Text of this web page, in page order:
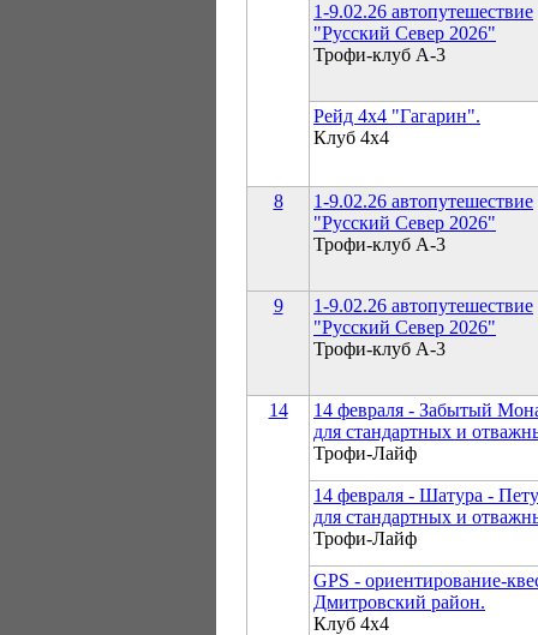
1-9.02.26 автопутешествие
"Русский Север 2026"
Трофи-клуб А-3
Рейд 4х4 "Гагарин".
Клуб 4х4
8
1-9.02.26 автопутешествие
"Русский Север 2026"
Трофи-клуб А-3
9
1-9.02.26 автопутешествие
"Русский Север 2026"
Трофи-клуб А-3
14
14 февраля - Забытый
для стандартных и
Трофи-Лайф
14 февраля - Шатура -
для стандартных и
Трофи-Лайф
GPS - ориентирование-
Дмитровский район.
Клуб 4х4